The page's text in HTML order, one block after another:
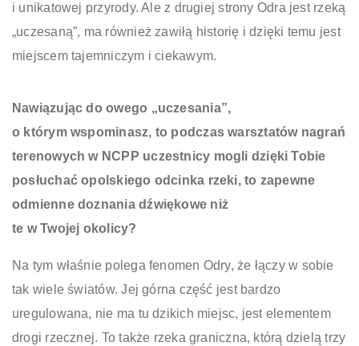
i unikatowej przyrody. Ale z drugiej strony Odra jest rzeką
„uczesaną”, ma również zawiłą historię i dzięki temu jest
miejscem tajemniczym i ciekawym.
Nawiązując do owego „uczesania”,
o którym wspominasz, to podczas warsztatów nagrań
terenowych w NCPP uczestnicy mogli dzięki Tobie
posłuchać opolskiego odcinka rzeki, to zapewne
odmienne doznania dźwiękowe niż
te w Twojej okolicy?
Na tym właśnie polega fenomen Odry, że łączy w sobie
tak wiele światów. Jej górna część jest bardzo
uregulowana, nie ma tu dzikich miejsc, jest elementem
drogi rzecznej. To także rzeka graniczna, którą dzielą trzy